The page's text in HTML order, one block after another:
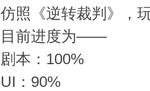
仿照《逆转裁判》，
目前进度为——
剧本：100%
UI：90%